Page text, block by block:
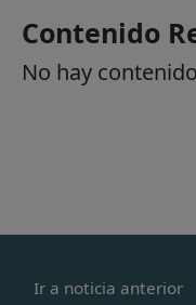
Contenido
No hay
Ir a noticia anterior